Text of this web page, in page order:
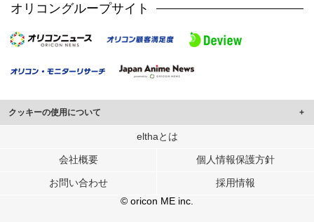
オリコングループサイト
クッキーの使用について
このサイトでは Cookie を使用して、ユーザーに合わせたコンテンツや広告の
行っています。
メディアや広告配信、データ解析の各パートナーに提供しています。
各パートナーは、この情報とユーザーが各パートナーに提供した他の情報や、
ユーザーが各パートナーのサービスを使用したときに収集した他の情報を組み
elthaとは
会社概要 個人情報保護方針
お問い合わせ
採用情報
© oricon ME inc.